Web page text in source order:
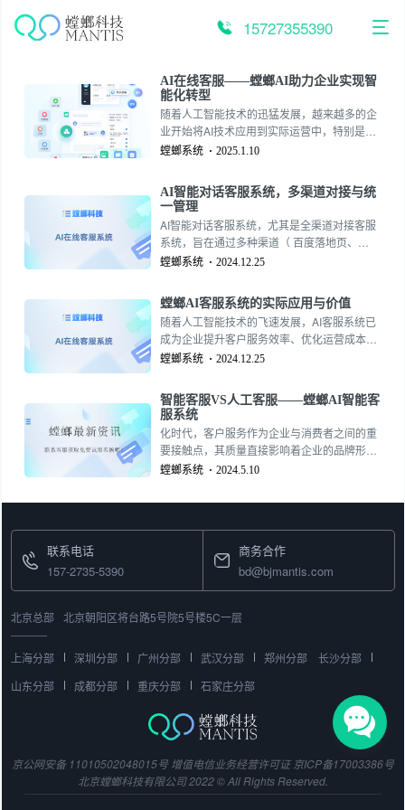
15727355390
AI在线客服——螳螂AI助力企业实现智
能化转型
随着人工智能技术的迅猛发展，越来越多的企
业开始将AI技术应用到实际运营中，特别是在
客户服务领域。螳螂AI在线客服凭借其智能
在提升客户服务质量、降低运营成本方面的重
要工具。通过精准的客户需求分析和实时响
应，螳螂AI在线客服的索取率已经能够与人工
客服相媲美，且为企业带来了更高的效益。
螳螂系统 2025.1.10
AI智能对话客服系统，多渠道对接与统
一管理
AI智能对话客服系统，尤其是全渠道对接客服
系统，旨在通过多种渠道（ 百度落地页、
APP、小红书私信、抖音私信、快手私信、微
系统需要集成多种功能，确保为客户提供高
效、个性化且一致的服务。以下是详细的功能
模块：
螳螂系统 2024.12.25
螳螂AI客服系统的实际应用与价值
随着人工智能技术的飞速发展，AI客服系统已
成为企业提升客户服务效率、优化运营成本的
重要工具。许多企业在选择AI客服系统时，对
方面，本文将就螳螂AI客服系统的采购价值，
展开详细介绍；15727355390
螳螂系统 2024.12.25
智能客服VS人工客服——螳螂AI智能客
服系统
化时代，客户服务作为企业与消费者之间的重
要接触点，其质量直接影响着企业的品牌形象
和客户满意度。然而，传统的人工客服常常因
始终如一的专业化服务。157-2735-5390
螳螂系统 2024.5.10
联系电话
157-2735-5390
商务合作
bd@bjmantis.com
北京总部 北京朝阳区将台路5号院5号楼5C一层
上海分部 深圳分部 广州分部 武汉分部 郑州分部
长沙分部
山东分部
成都分部 重庆分部 石家庄分部
京公网安备 11010502048015号 增值电信业务经营许可证 京ICP备17003386号
北京螳螂科技有限公司 2022 © All Rights Reserved.